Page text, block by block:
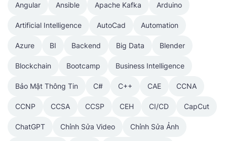
Angular Ansible Apache Kafka Arduino
Artificial Intelligence AutoCad Automation
Azure BI Backend Big Data Blender
Blockchain Bootcamp Business Intelligence
Bảo Mật Thông Tin C# C++ CAE CCNA
CCNP CCSA CCSP CEH CI/CD CapCut
ChatGPT Chỉnh Sửa Video Chỉnh Sửa Ảnh